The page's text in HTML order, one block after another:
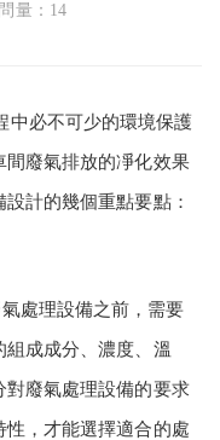
量：14
中必不可少的環境保護
廢氣排放的凈化效果
計的幾個重點要點：
處理設備之前，需要
成成分、濃度、溫
對廢氣處理設備的要求
，才能選擇適合的處